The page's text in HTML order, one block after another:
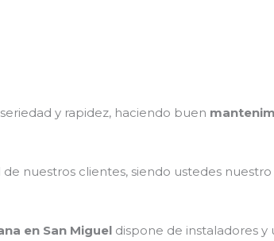
y rapidez, haciendo buen
nuestros clientes, siendo ustedes
en San Miguel dispone de instaladores y